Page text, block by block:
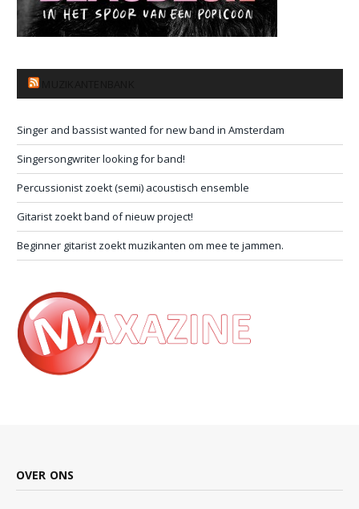
Singer and bassist wanted for new band in Amsterdam
Singersongwriter looking for band!
Percussionist zoekt (semi) acoustisch ensemble
Gitarist zoekt band of nieuw project!
Beginner gitarist zoekt muzikanten om mee te jammen.
OVER ONS